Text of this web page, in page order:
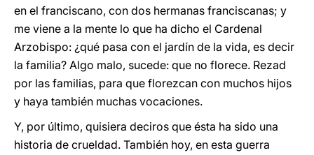
en el franciscano, con dos hermanas franciscanas; y
me viene a la mente lo que ha dicho el Cardenal
Arzobispo: ¿qué pasa con el jardín de la vida, es decir
la familia? Algo malo, sucede: que no florece. Rezad
por las familias, para que florezcan con muchos hijos
y haya también muchas vocaciones.
Y, por último, quisiera deciros que ésta ha sido una
historia de crueldad. También hoy, en esta guerra